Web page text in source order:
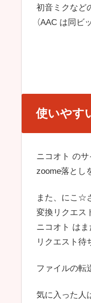
初音ミクなど
（AAC は同
使いやす
ニコオト の
zoome落とし
また、にこ☆
変換リクエス
ニコオト は
リクエスト待
ファイルの転
気に入った人